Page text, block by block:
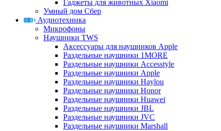
Гаджеты для животных Xiaomi
Умный дом Сбер
Аудиотехника
Микрофоны
Наушники TWS
Аксессуары для наушников Apple
Раздельные наушники 1MORE
Раздельные наушники Accesstyle
Раздельные наушники Apple
Раздельные наушники Haylou
Раздельные наушники Honor
Раздельные наушники Huawei
Раздельные наушники JBL
Раздельные наушники JVC
Раздельные наушники Marshall